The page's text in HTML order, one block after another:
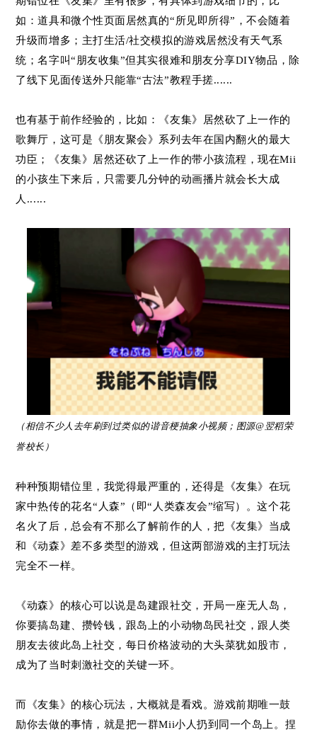
如：道具和微个性页面居然真的“所见即所得”，不会随着
升级而增多；主打生活/社交模拟的游戏居然没有天气系
统；名字叫“朋友收集”但其实很难和朋友分享DIY物品，除
了线下见面传送外只能靠“古法”教程手搓......
也有基于前作经验的，比如：《友集》居然砍了上一作的
歌舞厅，这可是《朋友聚会》系列去年在国内翻火的最大
功臣；《友集》居然还砍了上一作的带小孩流程，现在Mii
的小孩生下来后，只需要几分钟的动画播片就会长大成
人......
（相信不少人去年刷到过类似的谐音梗抽象小视频； 图源@翌稻荣
誉校长 ）
种种预期错位里，我觉得最严重的，还得是《友集》在玩
家中热传的花名“人森”（即“人类森友会”缩写）。这个花
名火了后，总会有不那么了解前作的人，把《友集》当成
和《动森》差不多类型的游戏，但这两部游戏的主打玩法
完全不一样。
《动森》的核心可以说是岛建跟社交，开局一座无人岛，
你要搞岛建、攒铃钱，跟岛上的小动物岛民社交，跟人类
朋友去彼此岛上社交，每日价格波动的大头菜犹如股市，
成为了当时刺激社交的关键一环。
而《友集》的核心玩法，大概就是看戏。游戏前期唯一鼓
励你去做的事情，就是把一群Mii小人扔到同一个岛上。捏